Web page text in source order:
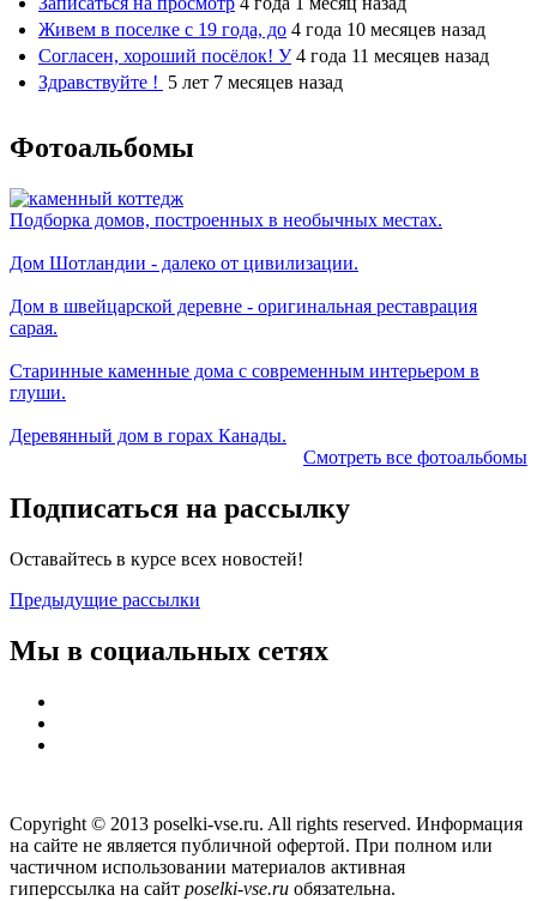
Живем в поселке с 19 года, до 4 года 10 месяцев назад
Согласен, хороший посёлок! У 4 года 11 месяцев назад
Здравствуйте ! 5 лет 7 месяцев назад
Фотоальбомы
Подборка домов, построенных в необычных местах.
Дом Шотландии - далеко от цивилизации.
Дом в швейцарской деревне - оригинальная реставрация
сарая.
Старинные каменные дома с современным интерьером в
глуши.
Деревянный дом в горах Канады.
Смотреть все фотоальбомы
Подписаться на рассылку
Оставайтесь в курсе всех новостей!
Предыдущие рассылки
Мы в социальных сетях
Copyright © 2013 poselki-vse.ru. All rights reserved. Информация
на сайте не является публичной офертой. При полном или
частичном использовании материалов активная
гиперссылка на сайт poselki-vse.ru​ обязательна.